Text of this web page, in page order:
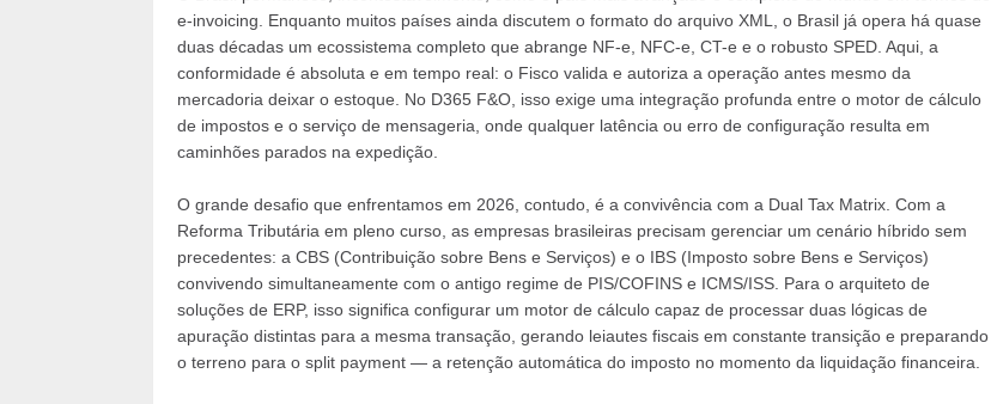
e-invoicing. Enquanto muitos países ainda discutem o formato do arquivo XML, o Brasil já opera há quase
duas décadas um ecossistema completo que abrange NF-e, NFC-e, CT-e e o robusto SPED. Aqui, a
conformidade é absoluta e em tempo real: o Fisco valida e autoriza a operação antes mesmo da
mercadoria deixar o estoque. No D365 F&O, isso exige uma integração profunda entre o motor de cálculo
de impostos e o serviço de mensageria, onde qualquer latência ou erro de configuração resulta em
caminhões parados na expedição.
O grande desafio que enfrentamos em 2026, contudo, é a convivência com a Dual Tax Matrix. Com a
Reforma Tributária em pleno curso, as empresas brasileiras precisam gerenciar um cenário híbrido sem
precedentes: a CBS (Contribuição sobre Bens e Serviços) e o IBS (Imposto sobre Bens e Serviços)
convivendo simultaneamente com o antigo regime de PIS/COFINS e ICMS/ISS. Para o arquiteto de
soluções de ERP, isso significa configurar um motor de cálculo capaz de processar duas lógicas de
apuração distintas para a mesma transação, gerando leiautes fiscais em constante transição e preparando
o terreno para o split payment — a retenção automática do imposto no momento da liquidação financeira.